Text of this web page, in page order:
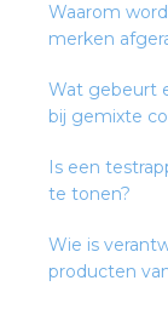
Waarom
merken
Wat gebeurt
bij gemixte
Is een
te tonen?
Wie is
producten